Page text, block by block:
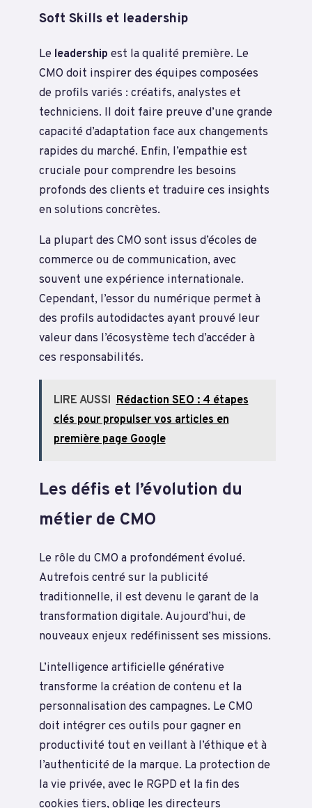
Soft Skills et leadership
Le leadership est la qualité première. Le
CMO doit inspirer des équipes composées
de profils variés : créatifs, analystes et
techniciens. Il doit faire preuve d’une grande
capacité d’adaptation face aux changements
rapides du marché. Enfin, l’empathie est
cruciale pour comprendre les besoins
profonds des clients et traduire ces insights
en solutions concrètes.
La plupart des CMO sont issus d’écoles de
commerce ou de communication, avec
souvent une expérience internationale.
Cependant, l’essor du numérique permet à
des profils autodidactes ayant prouvé leur
valeur dans l’écosystème tech d’accéder à
ces responsabilités.
LIRE AUSSI Rédaction SEO : 4 étapes
clés pour propulser vos articles en
première page Google
Les défis et l’évolution du
métier de CMO
Le rôle du CMO a profondément évolué.
Autrefois centré sur la publicité
traditionnelle, il est devenu le garant de la
transformation digitale. Aujourd’hui, de
nouveaux enjeux redéfinissent ses missions.
L’intelligence artificielle générative
transforme la création de contenu et la
personnalisation des campagnes. Le CMO
doit intégrer ces outils pour gagner en
productivité tout en veillant à l’éthique et à
l’authenticité de la marque. La protection de
la vie privée, avec le RGPD et la fin des
cookies tiers, oblige les directeurs